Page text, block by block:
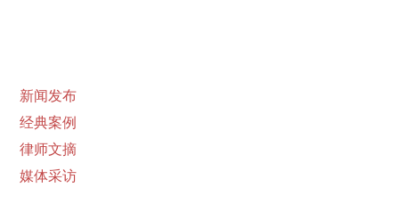
新闻发布
经典案例
律师文摘
媒体采访